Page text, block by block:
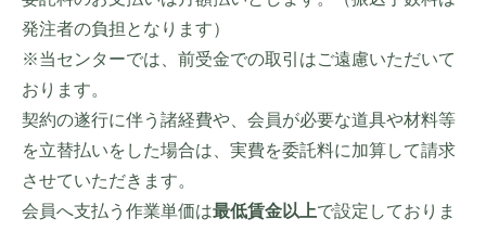
発注者の負担となります）
※当センターでは、前受金での取引はご遠慮いただいて
おります。
契約の遂行に伴う諸経費や、会員が必要な道具や材料等
を立替払いをした場合は、実費を委託料に加算して請求
させていただきます。
会員へ支払う作業単価は最低賃金以上で設定しておりま